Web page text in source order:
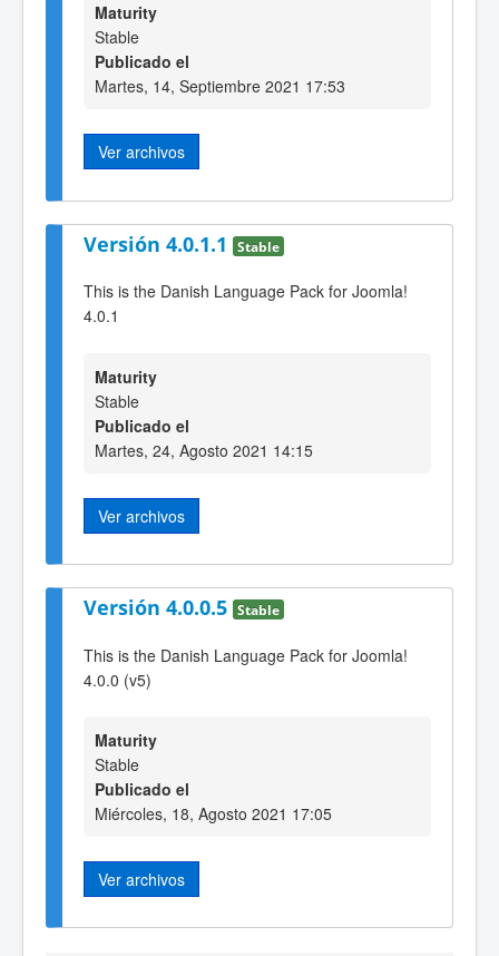
Maturity
Stable
Publicado el
Martes, 14, Septiembre 2021 17:53
Ver archivos
Versión 4.0.1.1 Stable
This is the Danish Language Pack for Joomla!
4.0.1
Maturity
Stable
Publicado el
Martes, 24, Agosto 2021 14:15
Ver archivos
Versión 4.0.0.5 Stable
This is the Danish Language Pack for Joomla!
4.0.0 (v5)
Maturity
Stable
Publicado el
Miércoles, 18, Agosto 2021 17:05
Ver archivos